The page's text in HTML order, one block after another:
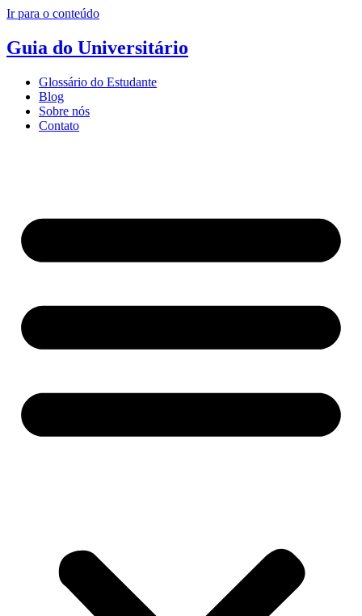
Ir para o conteúdo
Guia do Universitário
Glossário do Estudante
Blog
Sobre nós
Contato